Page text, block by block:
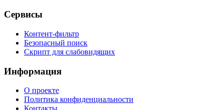
Сервисы
Контент-фильтр
Безопасный поиск
Скрипт для слабовидящих
Информация
О проекте
Политика конфиденциальности